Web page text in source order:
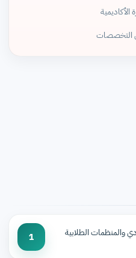
التخصصات
والمنظمات الطلابية 1